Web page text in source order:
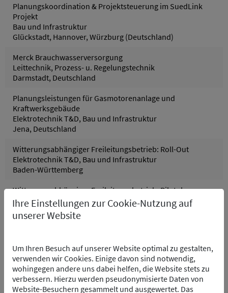
Planungskoordination & Projektsteuerung im SuedLink
Projekt
Bau und Infrastruktur
Glückstadt, Hannover, Würzburg (Deutschland)
Merck Brauchwasserversorgung
Leittechnik, Prozess- u. Regelungstechnik
Darmstadt, Deutschland
Planungsleistungen für Gasmotorenanlage und
Kraftwerksgebäude
Elektrotechnik T&D, Bau und Infrastruktur
Jena, Deutschland
Witterungsabhängiger Freileitungsbetrieb: Roll-Out
Elektrotechnik T&D, Bau und Infrastruktur
Baden-Württemberg
Witterungsabhängiger Freileitungsbetrieb: Pilotphase
und Ausschreibung
Elektrotechnik T&D, Bau und Infrastruktur
Baden-Württemberg
Leittechnik, Prozess- u. Regelungstechnik
Grödig, Österreich
Kraftwerksgruppe Pfreimd - Wasserkraftwerk
Ihre Einstellungen zur Cookie-Nutzung auf
unserer Website
Um Ihren Besuch auf unserer Website optimal zu gestalten,
verwenden wir Cookies. Einige davon sind notwendig,
wohingegen andere uns dabei helfen, die Website stets zu
verbessern. Hierzu werden pseudonymisierte Daten von
Website-Besuchern gesammelt und ausgewertet. Das